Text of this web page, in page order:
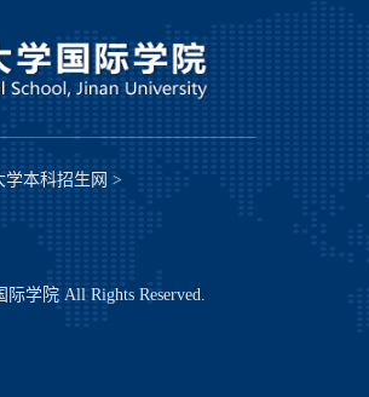
学本科招生网 >
学院 All Rights Reserved.